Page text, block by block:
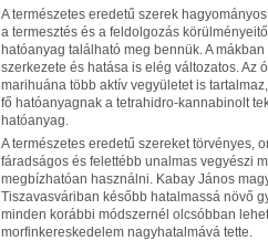
A természetes eredetű szerek
a termesztés és a feldolgozás
hatóanyag található meg bennük. A
szerkezete és hatása is elég változatos. Az
marihuána több aktív vegyületet is
fő hatóanyagnak a tetrahidro-kannabinolt
hatóanyag.
A természetes eredetű szereket törvényes,
fáradságos és felettébb unalmas vegyészi
megbízhatóan használni. Kabay János
Tiszavasváriban később hatalmassá növő
minden korábbi módszernél olcsóbban
morfinkereskedelem nagyhatalmává tette.